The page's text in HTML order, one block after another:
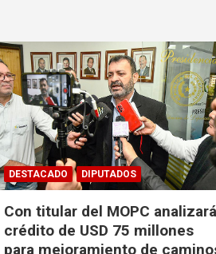
DESTACADO DIPUTADOS
Con titular del MOPC
crédito de USD 75 millones
para mejoramiento de